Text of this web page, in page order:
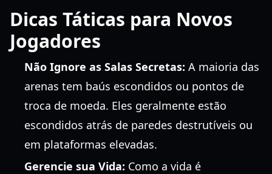
Dicas Táticas para Novos
Jogadores
Não Ignore as Salas Secretas: A maioria das
arenas tem baús escondidos ou pontos de
troca de moeda. Eles geralmente estão
escondidos atrás de paredes destrutíveis ou
em plataformas elevadas.
Gerencie sua Vida: Como a vida é